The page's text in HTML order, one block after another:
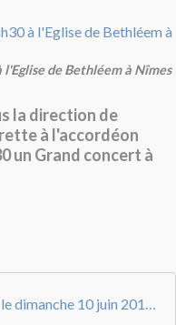
de Bethléem à Nîmes
la direction de
à l'accordéon
un Grand concert à